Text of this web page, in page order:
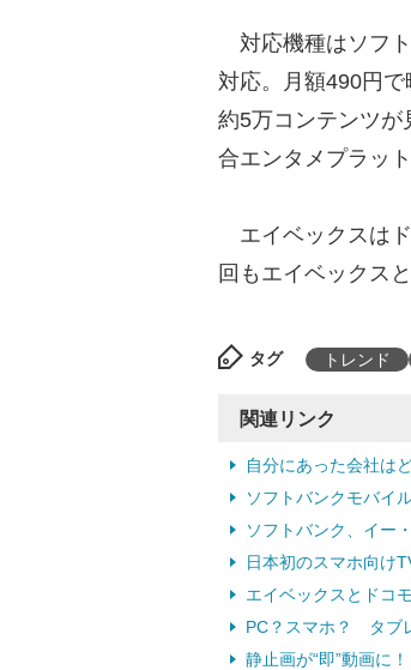
対応機種はソフ
対応。月額490円
約5万コンテンツが
合エンタメプラッ
エイベックスは
回もエイベックス
タグ トレンド
関連リンク
自分にあった会社
ソフトバンクモバイ
ソフトバンク、イー
日本初のスマホ向け
エイベックスとドコ
PC？スマホ？ タブ
静止画が“即”動画に